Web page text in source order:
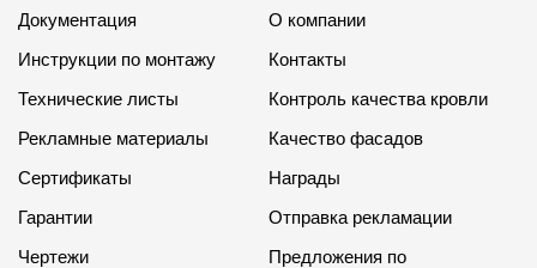
Режим работы
Сб-Вс - выходной
Документация
Инструкции по монтажу
Технические листы
Рекламные материалы
Сертификаты
Гарантии
Чертежи
О компании
Контакты
Контроль качества кровли
Качество фасадов
Награды
Отправка рекламации
Предложения по